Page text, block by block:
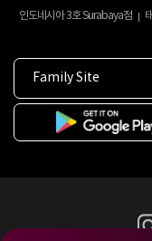
인도네시아 3호 Surabaya점
Family Site